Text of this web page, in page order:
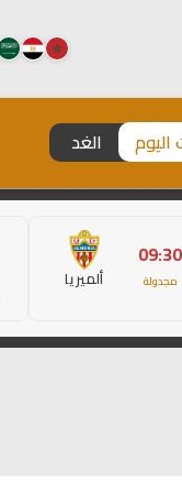
اليوم الغد
09:30
مجدولة ألميريا